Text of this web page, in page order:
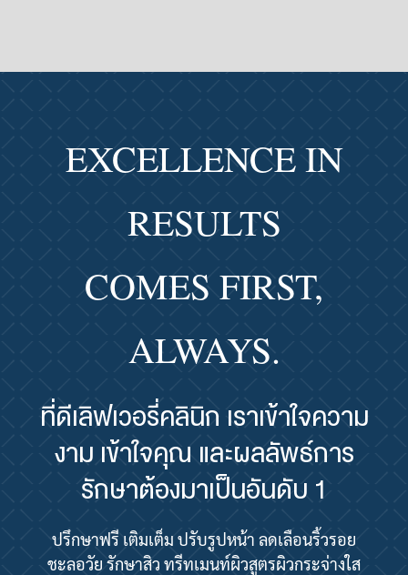
EXCELLENCE IN
RESULTS
COMES FIRST,
ALWAYS.
ที่ดีเลิฟเวอรี่คลินิก เราเข้าใจความ
งาม เข้าใจคุณ และผลลัพธ์การ
รักษาต้องมาเป็นอันดับ 1
ปรึกษาฟรี เติมเต็ม ปรับรูปหน้า ลดเลือนริ้วรอย
ชะลอวัย รักษาสิว ทรีทเมนท์ผิวสูตรผิวกระจ่างใส